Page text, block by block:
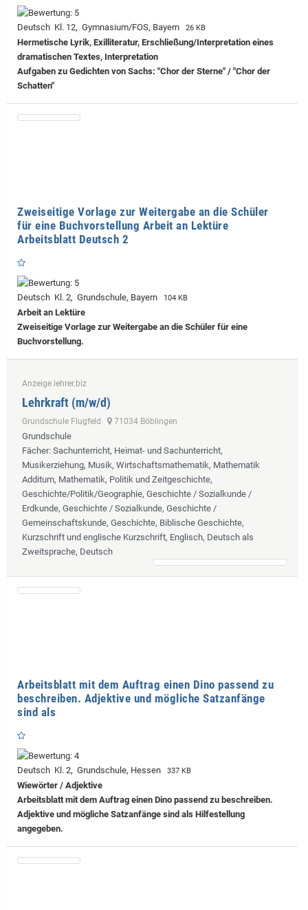
Deutsch Kl. 12, Gymnasium/FOS, Bayern 26 KB
Hermetische Lyrik, Exilliteratur, Erschließung/Interpretation eines
dramatischen Textes, Interpretation
Aufgaben zu Gedichten von Sachs: "Chor der Sterne" / "Chor der
Schatten"
Zweiseitige Vorlage zur Weitergabe an die Schüler
für eine Buchvorstellung Arbeit an Lektüre
Arbeitsblatt Deutsch 2
Deutsch Kl. 2, Grundschule, Bayern 104 KB
Arbeit an Lektüre
Zweiseitige Vorlage zur Weitergabe an die Schüler für eine
Buchvorstellung.
Anzeige lehrer.biz
Lehrkraft (m/w/d)
Grundschule Flugfeld 71034 Böblingen
Grundschule
Fächer: Sachunterricht, Heimat- und Sachunterricht,
Musikerziehung, Musik, Wirtschaftsmathematik, Mathematik
Additum, Mathematik, Politik und Zeitgeschichte,
Geschichte/Politik/Geographie, Geschichte / Sozialkunde /
Erdkunde, Geschichte / Sozialkunde, Geschichte /
Gemeinschaftskunde, Geschichte, Biblische Geschichte,
Kurzschrift und englische Kurzschrift, Englisch, Deutsch als
Zweitsprache, Deutsch
Arbeitsblatt mit dem Auftrag einen Dino passend zu
beschreiben. Adjektive und mögliche Satzanfänge
sind als
Deutsch Kl. 2, Grundschule, Hessen 337 KB
Wiewörter / Adjektive
Arbeitsblatt mit dem Auftrag einen Dino passend zu beschreiben.
Adjektive und mögliche Satzanfänge sind als Hilfestellung
angegeben.